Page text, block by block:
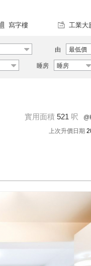
寫字樓 工業大
由 最低價
睡房 睡房
實用面積 521 呎
上次升價日期